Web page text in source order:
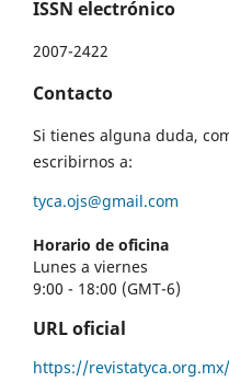
ISSN electrónico
2007-2422
Contacto
Si tienes alguna duda,
escribirnos a:
tyca.ojs@gmail.com
Horario de oficina
Lunes a viernes
9:00 - 18:00 (GMT-6)
URL oficial
https://